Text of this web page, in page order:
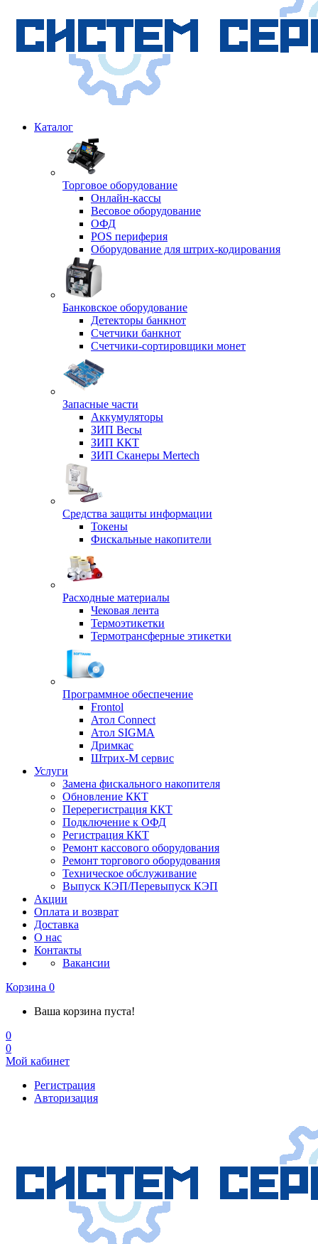
Каталог
Торговое оборудование
Онлайн-кассы
Весовое оборудование
ОФД
POS периферия
Оборудование для штрих-кодирования
Банковское оборудование
Детекторы банкнот
Счетчики банкнот
Счетчики-сортировщики монет
Запасные части
Аккумуляторы
ЗИП Весы
ЗИП ККТ
ЗИП Сканеры Mertech
Средства защиты информации
Токены
Фискальные накопители
Расходные материалы
Чековая лента
Термоэтикетки
Термотрансферные этикетки
Программное обеспечение
Frontol
Атол Connect
Атол SIGMA
Дримкас
Штрих-М сервис
Услуги
Замена фискального накопителя
Обновление ККТ
Перерегистрация ККТ
Подключение к ОФД
Регистрация ККТ
Ремонт кассового оборудования
Ремонт торгового оборудования
Техническое обслуживание
Выпуск КЭП/Перевыпуск КЭП
Акции
Оплата и возврат
Доставка
О нас
Контакты
Вакансии
Корзина 0
Ваша корзина пуста!
0
0
Мой кабинет
Регистрация
Авторизация